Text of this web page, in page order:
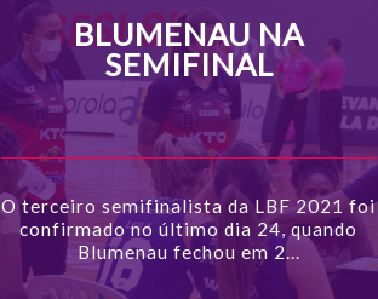
BLUMENAU NA
SEMIFINAL
O terceiro semifinalista da LBF 2021 foi
confirmado no último dia 24, quando
Blumenau fechou em 2...